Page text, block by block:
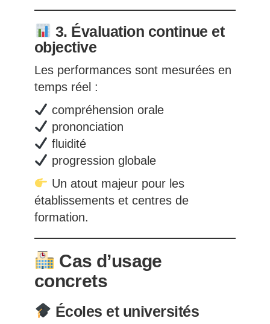
3. Évaluation continue et
objective
Les performances sont mesurées en
temps réel :
compréhension orale
prononciation
fluidité
progression globale
Un atout majeur pour les
établissements et centres de
formation.
Cas d’usage
concrets
Écoles et universités